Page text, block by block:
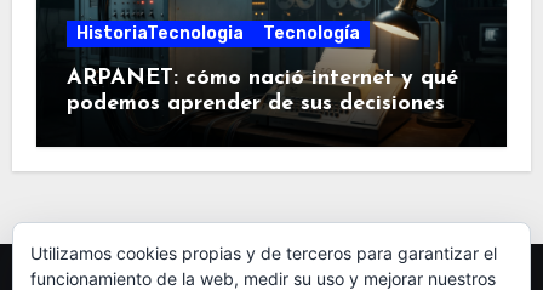
HistoriaTecnologia Tecnología
ARPANET: cómo nació internet y qué
podemos aprender de sus decisiones
Utilizamos cookies propias y de terceros para garantizar el
funcionamiento de la web, medir su uso y mejorar nuestros